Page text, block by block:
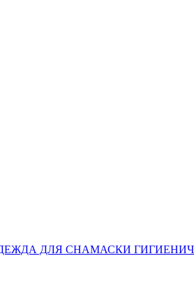
ДЛЯ СНАМАСКИ